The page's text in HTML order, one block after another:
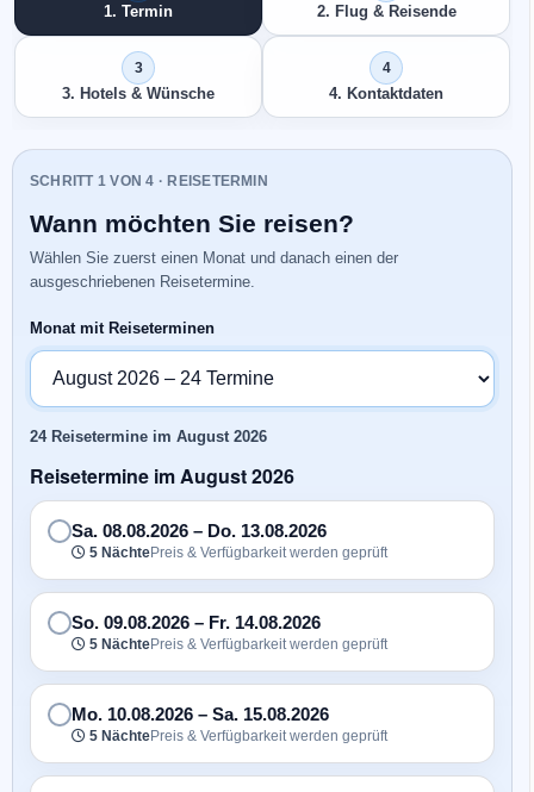
1. Termin 2. Flug & Reisende
3. Hotels & Wünsche 4. Kontaktdaten
SCHRITT 1 VON 4 · REISETERMIN
Wann möchten Sie reisen?
Wählen Sie zuerst einen Monat und danach einen der
ausgeschriebenen Reisetermine.
Monat mit Reiseterminen
24 Reisetermine im August 2026
Reisetermine im August 2026
Sa. 08.08.2026 – Do. 13.08.2026
5 NächtePreis & Verfügbarkeit werden geprüft
So. 09.08.2026 – Fr. 14.08.2026
5 NächtePreis & Verfügbarkeit werden geprüft
Mo. 10.08.2026 – Sa. 15.08.2026
5 NächtePreis & Verfügbarkeit werden geprüft